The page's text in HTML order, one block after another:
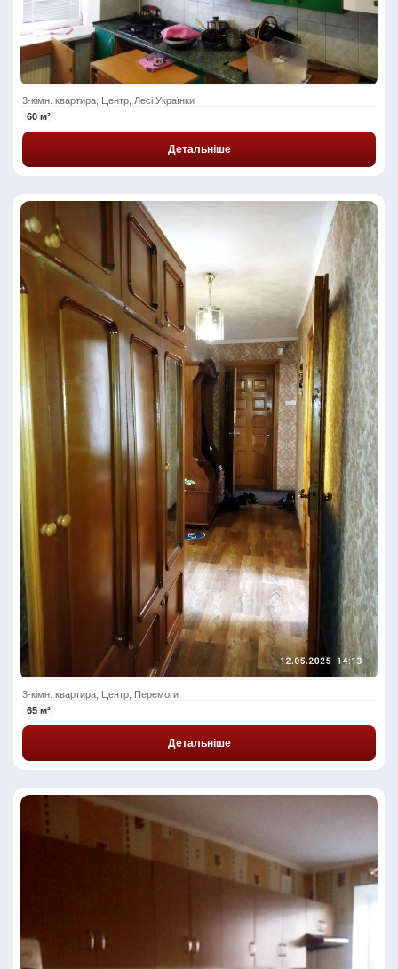
3-кімн. квартира, Центр, Лесі Українки
60 м²
Детальніше
3-кімн. квартира, Центр, Перемоги
65 м²
Детальніше